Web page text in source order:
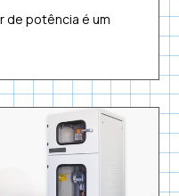
de potência é um